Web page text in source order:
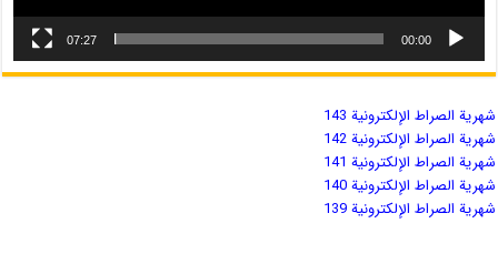
00:00
07:27
شهریة الصراط الإلكترونية 143
شهریة الصراط الإلكترونية 142
شهریة الصراط الإلكترونية 141
شهریة الصراط الإلكترونية 140
شهریة الصراط الإلكترونية 139